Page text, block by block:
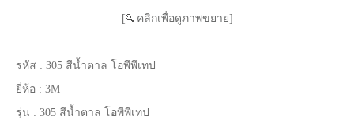
[ คลิกเพื่อดูภาพขยาย]
รหัส : 305 สีน้ำตาล โอพีพีเทป
ยี่ห้อ : 3M
รุ่น : 305 สีน้ำตาล โอพีพีเทป